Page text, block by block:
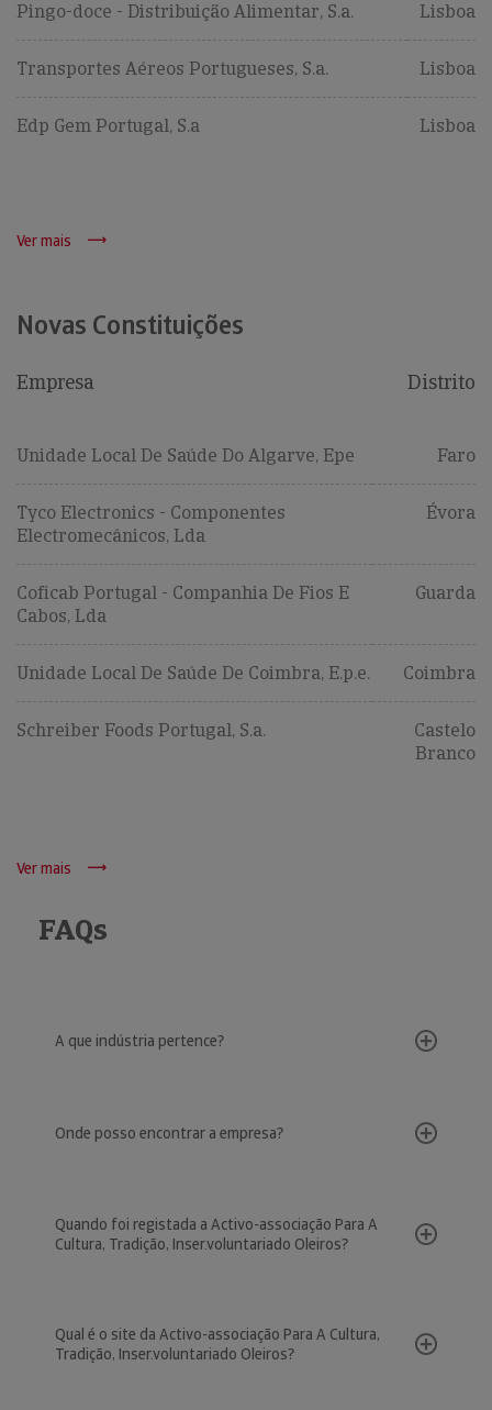
Pingo-doce - Distribuição Alimentar, S.a. Lisboa
Transportes Aéreos Portugueses, S.a. Lisboa
Edp Gem Portugal, S.a Lisboa
Ver mais
Novas Constituições
Empresa Distrito
Unidade Local De Saúde Do Algarve, Epe Faro
Tyco Electronics - Componentes
Electromecânicos, Lda
Évora
Coficab Portugal - Companhia De Fios E
Cabos, Lda
Guarda
Unidade Local De Saúde De Coimbra, E.p.e. Coimbra
Schreiber Foods Portugal, S.a.
Castelo
Branco
Ver mais
FAQs
A que indústria pertence?
Onde posso encontrar a empresa?
Quando foi registada a Activo-associação Para A
Cultura, Tradição, Inser.voluntariado Oleiros?
Qual é o site da Activo-associação Para A Cultura,
Tradição, Inser.voluntariado Oleiros?